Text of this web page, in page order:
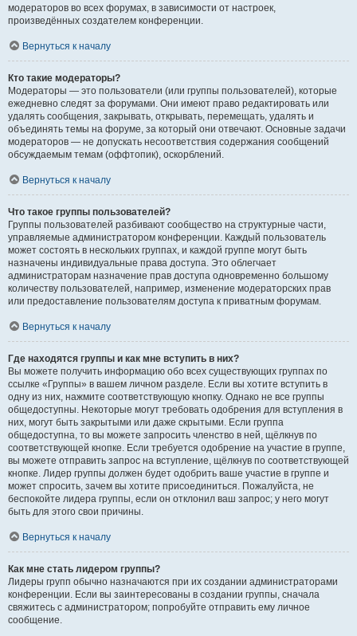
модераторов во всех форумах, в зависимости от настроек,
произведённых создателем конференции.
Вернуться к началу
Кто такие модераторы?
Модераторы — это пользователи (или группы пользователей), которые
ежедневно следят за форумами. Они имеют право редактировать или
удалять сообщения, закрывать, открывать, перемещать, удалять и
объединять темы на форуме, за который они отвечают. Основные задачи
модераторов — не допускать несоответствия содержания сообщений
обсуждаемым темам (оффтопик), оскорблений.
Вернуться к началу
Что такое группы пользователей?
Группы пользователей разбивают сообщество на структурные части,
управляемые администратором конференции. Каждый пользователь
может состоять в нескольких группах, и каждой группе могут быть
назначены индивидуальные права доступа. Это облегчает
администраторам назначение прав доступа одновременно большому
количеству пользователей, например, изменение модераторских прав
или предоставление пользователям доступа к приватным форумам.
Вернуться к началу
Где находятся группы и как мне вступить в них?
Вы можете получить информацию обо всех существующих группах по
ссылке «Группы» в вашем личном разделе. Если вы хотите вступить в
одну из них, нажмите соответствующую кнопку. Однако не все группы
общедоступны. Некоторые могут требовать одобрения для вступления в
них, могут быть закрытыми или даже скрытыми. Если группа
общедоступна, то вы можете запросить членство в ней, щёлкнув по
соответствующей кнопке. Если требуется одобрение на участие в группе,
вы можете отправить запрос на вступление, щёлкнув по соответствующей
кнопке. Лидер группы должен будет одобрить ваше участие в группе и
может спросить, зачем вы хотите присоединиться. Пожалуйста, не
беспокойте лидера группы, если он отклонил ваш запрос; у него могут
быть для этого свои причины.
Вернуться к началу
Как мне стать лидером группы?
Лидеры групп обычно назначаются при их создании администраторами
конференции. Если вы заинтересованы в создании группы, сначала
свяжитесь с администратором; попробуйте отправить ему личное
сообщение.